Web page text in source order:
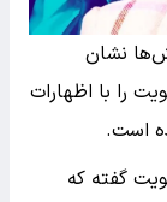
نشان
را با اظهارات
است.
گفته که